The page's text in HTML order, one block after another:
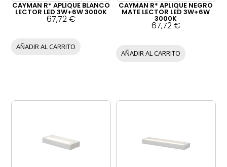
CAYMAN R* APLIQUE BLANCO
LECTOR LED 3W+6W 3000K
67,72€
AÑADIR AL CARRITO
CAYMAN R* APLIQUE NEGRO
MATE LECTOR LED 3W+6W
3000K
67,72€
AÑADIR AL CARRITO